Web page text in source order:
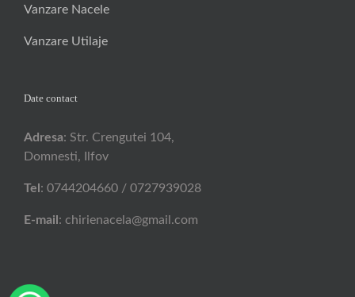
Vanzare Nacele
Vanzare Utilaje
Date contact
Adresa: Str. Crengutei 104,
Domnesti, Ilfov
Tel : 0744204660 / 0727939028
E-mail : chirienacela@gmail.com